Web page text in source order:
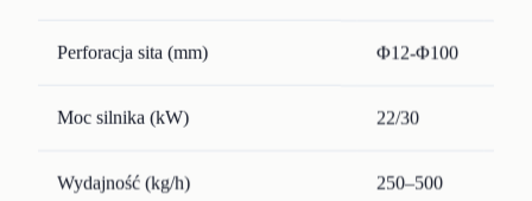
Perforacja sita (mm) Φ12-Φ100
Moc silnika (kW) 22/30
Wydajność (kg/h) 250–500